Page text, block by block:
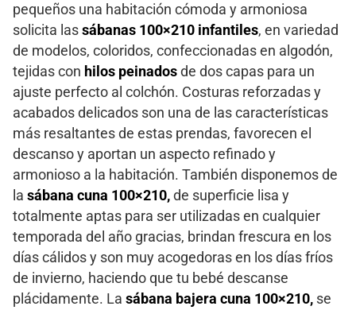
pequeños una habitación cómoda y armoniosa
solicita las sábanas 100×210 infantiles, en variedad
de modelos, coloridos, confeccionadas en algodón,
tejidas con hilos peinados de dos capas para un
ajuste perfecto al colchón. Costuras reforzadas y
acabados delicados son una de las características
más resaltantes de estas prendas, favorecen el
descanso y aportan un aspecto refinado y
armonioso a la habitación. También disponemos de
la sábana cuna 100×210, de superficie lisa y
totalmente aptas para ser utilizadas en cualquier
temporada del año gracias, brindan frescura en los
días cálidos y son muy acogedoras en los días fríos
de invierno, haciendo que tu bebé descanse
plácidamente. La sábana bajera cuna 100×210, se